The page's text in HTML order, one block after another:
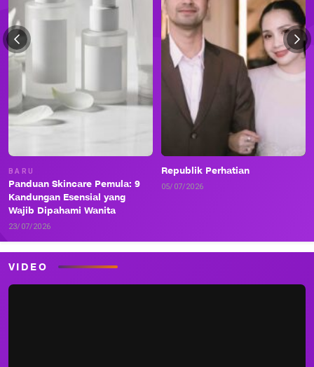
BARU
Panduan Skincare Pemula: 9
Kandungan Esensial yang
Wajib Dipahami Wanita
23/07/2026
Republik Perhatian
05/07/2026
VIDEO